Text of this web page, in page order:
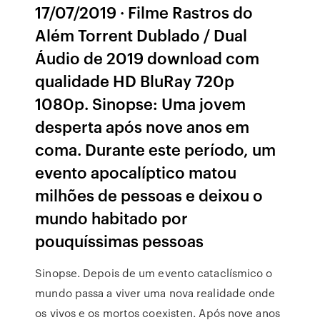
17/07/2019 · Filme Rastros do
Além Torrent Dublado / Dual
Áudio de 2019 download com
qualidade HD BluRay 720p
1080p. Sinopse: Uma jovem
desperta após nove anos em
coma. Durante este período, um
evento apocalíptico matou
milhões de pessoas e deixou o
mundo habitado por
pouquíssimas pessoas
Sinopse. Depois de um evento cataclísmico o
mundo passa a viver uma nova realidade onde
os vivos e os mortos coexisten. Após nove anos